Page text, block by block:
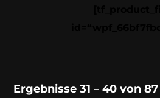
Ergebnisse 31 – 40 von